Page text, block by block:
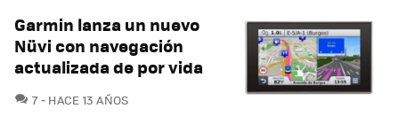
Garmin lanza un nuevo
Nüvi con navegación
actualizada de por vida
7COMENTARIOS
HACE 13 AÑOS